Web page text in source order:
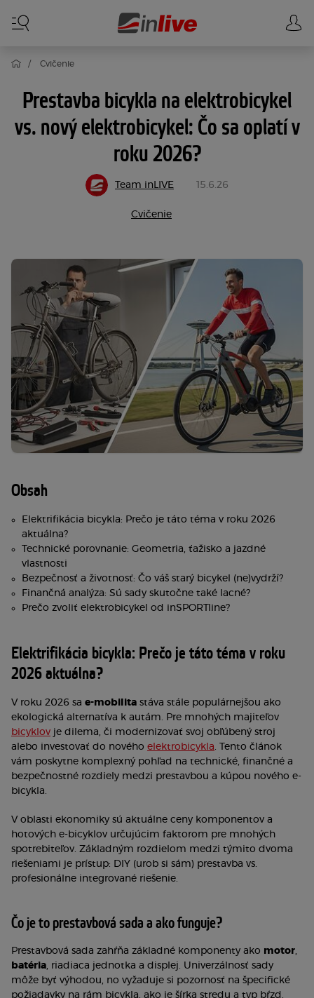
Cvičenie
Prestavba bicykla na elektrobicykel
vs. nový elektrobicykel: Čo sa oplatí v
roku 2026?
Team inLIVE 15.6.26
Cvičenie
Obsah
Elektrifikácia bicykla: Prečo je táto téma v roku 2026
aktuálna?
Technické porovnanie: Geometria, ťažisko a jazdné
vlastnosti
Bezpečnosť a životnosť: Čo váš starý bicykel (ne)vydrží?
Finančná analýza: Sú sady skutočne také lacné?
Prečo zvoliť elektrobicykel od inSPORTline?
Elektrifikácia bicykla: Prečo je táto téma v roku
2026 aktuálna?
V roku 2026 sa e-mobilita stáva stále populárnejšou ako
ekologická alternatíva k autám. Pre mnohých majiteľov
bicyklov je dilema, či modernizovať svoj obľúbený stroj
alebo investovať do nového elektrobicykla. Tento článok
vám poskytne komplexný pohľad na technické, finančné a
bezpečnostné rozdiely medzi prestavbou a kúpou nového e-
bicykla.
V oblasti ekonomiky sú aktuálne ceny komponentov a
hotových e-bicyklov určujúcim faktorom pre mnohých
spotrebiteľov. Základným rozdielom medzi týmito dvoma
riešeniami je prístup: DIY (urob si sám) prestavba vs.
profesionálne integrované riešenie.
Čo je to prestavbová sada a ako funguje?
Prestavbová sada zahŕňa základné komponenty ako motor,
batéria, riadiaca jednotka a displej. Univerzálnosť sady
môže byť výhodou, no vyžaduje si pozornosť na špecifické
požiadavky na rám bicykla, ako je šírka stredu a typ bŕzd.